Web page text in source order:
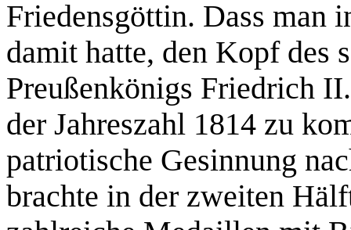
Friedensgöttin. Dass man
damit hatte, den Kopf des
Preußenkönigs Friedrich
der Jahreszahl 1814 zu
patriotische Gesinnung
brachte in der zweiten